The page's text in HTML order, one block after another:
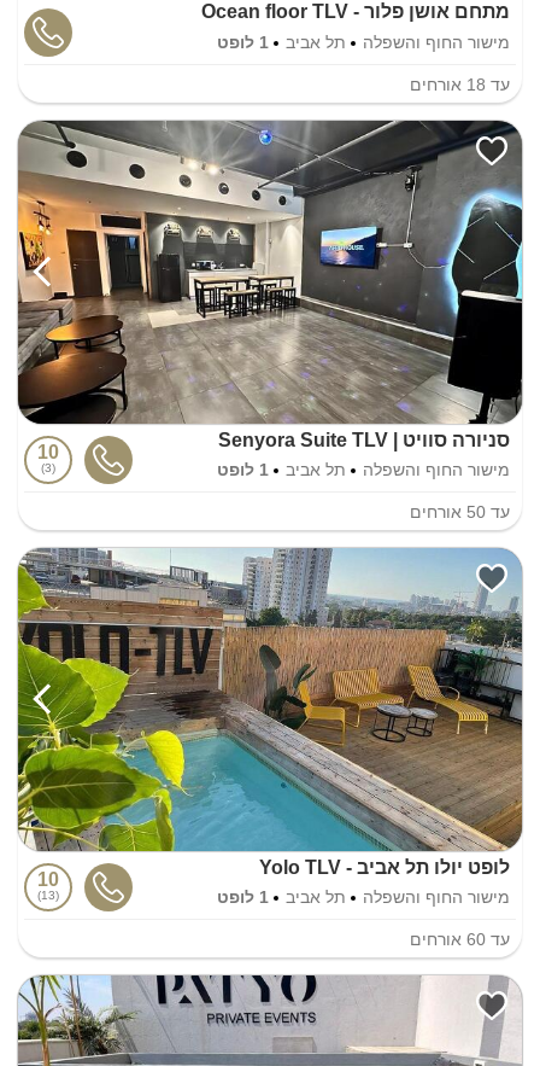
מתחם אושן פלור - Ocean floor TLV
מישור החוף והשפלה תל אביב 1 לופט
עד 18 אורחים
סניורה סוויט | Senyora Suite TLV
מישור החוף והשפלה תל אביב 1 לופט
10
3
עד 50 אורחים
לופט יולו תל אביב - Yolo TLV
מישור החוף והשפלה תל אביב 1 לופט
10
13
עד 60 אורחים